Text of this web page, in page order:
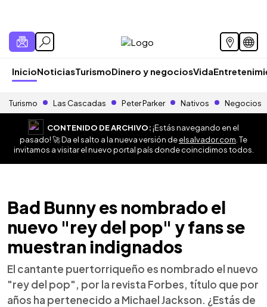
InicioNoticiasTurismoDinero y negociosVida
Turismo Las Cascadas Peter Parker Nativos Negocios
CONTENIDO DE ARCHIVO:¡Estás navegando en el
pasado! 🚀 Da el salto a la nueva versión deelsalvador.com . Te
invitamos a visitar el nuevo portal país donde coincidimos todos.
Bad Bunny es nombrado el
nuevo "rey del pop" y fans se
muestran indignados
El cantante puertorriqueño es nombrado el nuevo
"rey del pop", por la revista Forbes, título que por
años ha pertenecido a Michael Jackson. ¿Estás de